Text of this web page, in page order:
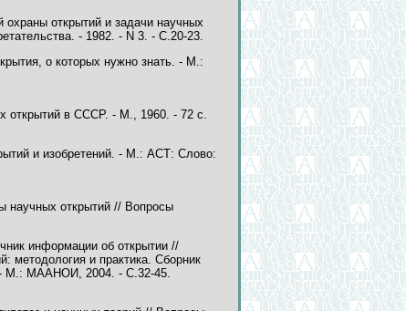
открытий и задачи научных
- 1982. - N 3. - C.20-23.
о которых нужно знать. - М.:
открытий в СССР. - М., 1960. - 72 с.
и изобретений. - М.: АСТ: Слово:
научных открытий // Вопросы
информации об открытии //
методология и практика. Сборник
- М.: МААНОИ, 2004. - C.32-45.